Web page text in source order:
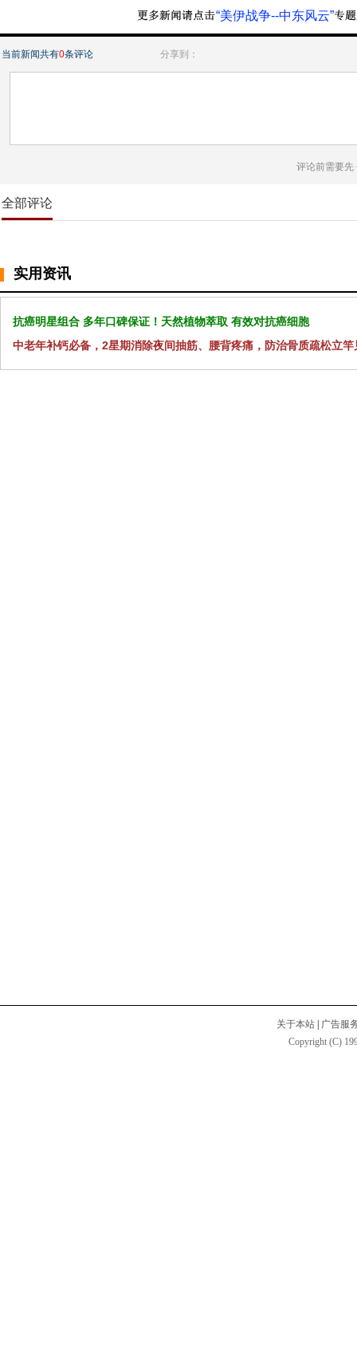
“美伊战争--中东风云”
当前新闻共有0条评论 分享到：
评论前需要先
全部评论
实用资讯
抗癌明星组合 多年口碑保证！天然植物萃取 有效对抗癌细胞
中老年补钙必备，2星期消除夜间抽筋、腰背疼痛，防治骨质疏松立竿
关于本站
广告服
Copyright (C)